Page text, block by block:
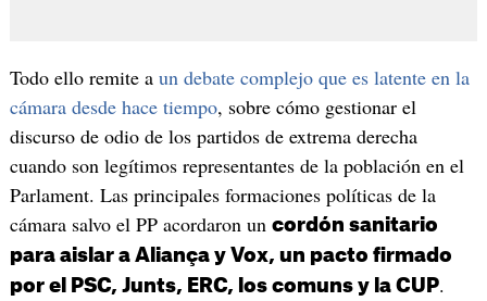
Todo ello remite a un debate complejo que es latente en la
cámara desde hace tiempo, sobre cómo gestionar el
discurso de odio de los partidos de extrema derecha
cuando son legítimos representantes de la población en el
Parlament. Las principales formaciones políticas de la
cámara salvo el PP acordaron un cordón sanitario
para aislar a Aliança y Vox, un pacto firmado
por el PSC, Junts, ERC, los comuns y la CUP.